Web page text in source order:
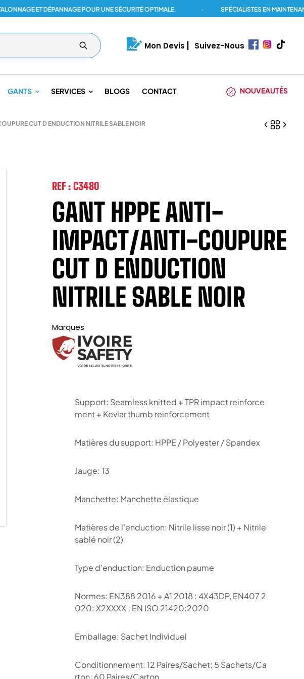
ET DÉPANNAGE POUR UNE SÉCURITÉ OPTIMALE. SPÉCIALISTES EN MAINTENANCE
Mon Devis Suivez-Nous
GANTS SERVICES BLOGS CONTACT NOUVEAUTÉS
CUT D ENDUCTION NITRILE SABLE NOIR
REF : C3480
GANT HPPE ANTI-
IMPACT/ANTI-COUPURE
CUT D ENDUCTION
NITRILE SABLE NOIR
Marques
Support: Seamless knitted + TPR impact reinforce
ment + Kevlar thumb reinforcement
Matières du support: HPPE / Polyester / Spandex
Jauge: 13
Manchette: Manchette élastique
Matières de l’enduction: Nitrile lisse noir (1) + Nitrile
sablé noir (2)
Type d’enduction: Enduction paume
Normes: EN388 2016 + A1 2018 : 4X43DP, EN407 2
020: X2XXXX ; EN ISO 21420:2020
Emballage: Sachet Individuel
Conditionnement: 12 Paires/Sachet; 5 Sachets/Ca
rton; 60 Paires/Carton